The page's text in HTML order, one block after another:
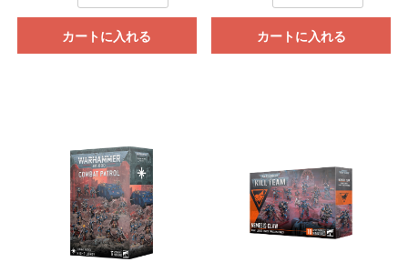
カートに入れる カートに入れる